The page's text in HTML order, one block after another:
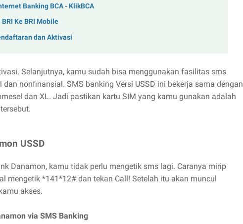
Banking BCA - KlikBCA
Ke BRI Mobile
dan Aktivasi
Selanjutnya, kamu sudah bisa menggunakan fasilitas sms
nonfinansial. SMS banking Versi USSD ini bekerja sama dengan
dan XL. Jadi pastikan kartu SIM yang kamu gunakan adalah
USSD
Danamon, kamu tidak perlu mengetik sms lagi. Caranya mirip
mengetik *141*12# dan tekan Call! Setelah itu akan muncul
akses.
via SMS Banking